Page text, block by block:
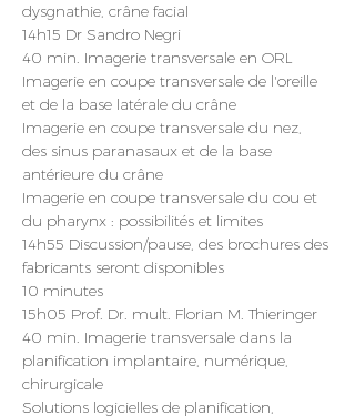
dysgnathie, crâne facial
14h15 Dr Sandro Negri
40 min. Imagerie transversale en ORL
Imagerie en coupe transversale de l'oreille
et de la base latérale du crâne
Imagerie en coupe transversale du nez,
des sinus paranasaux et de la base
antérieure du crâne
Imagerie en coupe transversale du cou et
du pharynx : possibilités et limites
14h55 Discussion/pause, des brochures des
fabricants seront disponibles
10 minutes
15h05 Prof. Dr. mult. Florian M. Thieringer
40 min. Imagerie transversale dans la
planification implantaire, numérique,
chirurgicale
Solutions logicielles de planification,